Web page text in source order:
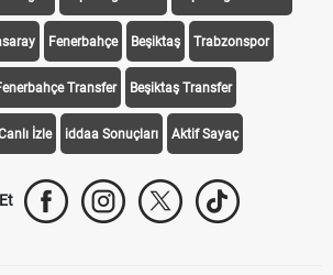
Fenerbahçe Beşiktaş Trabzonspor
Transfer Beşiktaş Transfer
İzle iddaa Sonuçları Aktif Sayaç